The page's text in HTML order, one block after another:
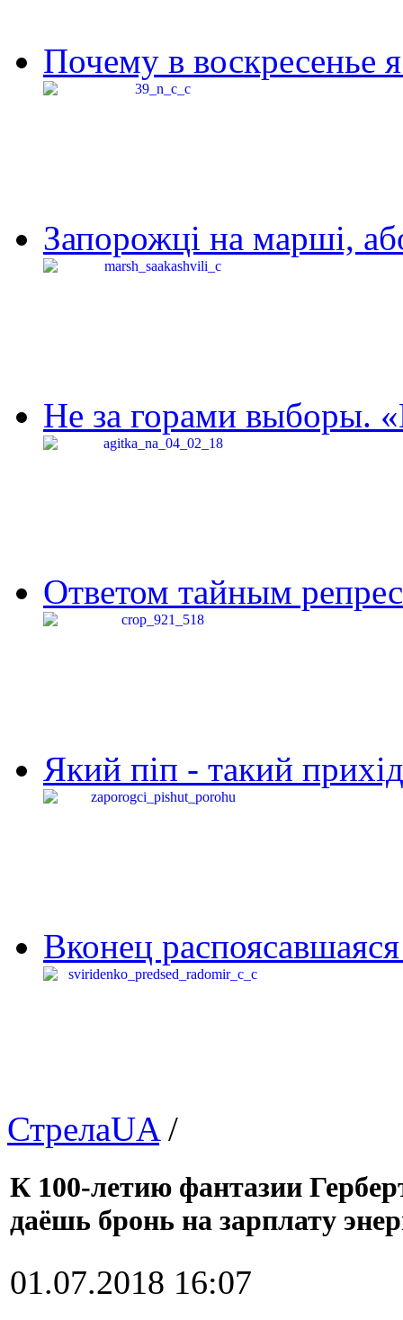
Почему в воскресенье
Запорожці на марші,
Не за горами выборы.
Ответом тайным
Який піп - такий
Вконец
СтрелаUA/
К 100-летию фантазии
даёшь бронь на зарплату
01.07.2018 16:07